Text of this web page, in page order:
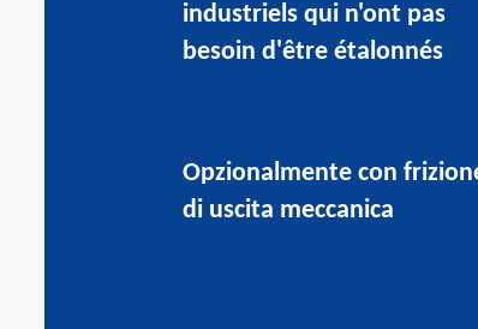
industriels qui n'ont pas
besoin d'être étalonnés
Opzionalmente con
di uscita meccanica